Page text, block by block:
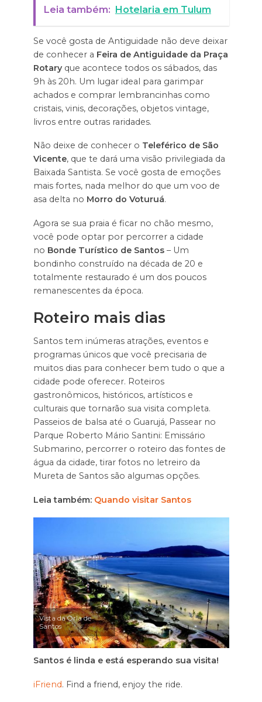
Leia também: Hotelaria em Tulum
Se você gosta de Antiguidade não deve deixar
de conhecer a Feira de Antiguidade da Praça
Rotaryque acontece todos os sábados, das
9h às 20h. Um lugar ideal para garimpar
achados e comprar lembrancinhas como
cristais, vinis, decorações, objetos vintage,
livros entre outras raridades.
Não deixe de conhecer o Teleférico de São
Vicente, que te dará uma visão privilegiada da
Baixada Santista. Se você gosta de emoções
mais fortes, nada melhor do que um voo de
asa delta no Morro do Voturuá.
Agora se sua praia é ficar no chão mesmo,
você pode optar por percorrer a cidade
no Bonde Turístico de Santos– Um
bondinho construído na década de 20 e
totalmente restaurado é um dos poucos
remanescentes da época.
Roteiro mais dias
Santos tem inúmeras atrações, eventos e
programas únicos que você precisaria de
muitos dias para conhecer bem tudo o que a
cidade pode oferecer. Roteiros
gastronômicos, históricos, artísticos e
culturais que tornarão sua visita completa.
Passeios de balsa até o Guarujá, Passear no
Parque Roberto Mário Santini: Emissário
Submarino, percorrer o roteiro das fontes de
água da cidade, tirar fotos no letreiro da
Mureta de Santos são algumas opções.
Leia também: Quando visitar Santos
Vista da Orla de
Santos
Santos é linda e está esperando sua visita!
iFriend. Find a friend, enjoy the ride.